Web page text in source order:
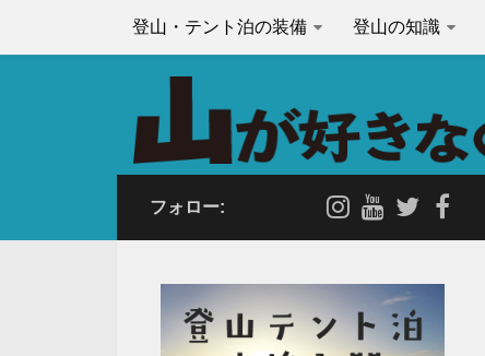
登山・テント泊の装備 登山の知識
フォロー: